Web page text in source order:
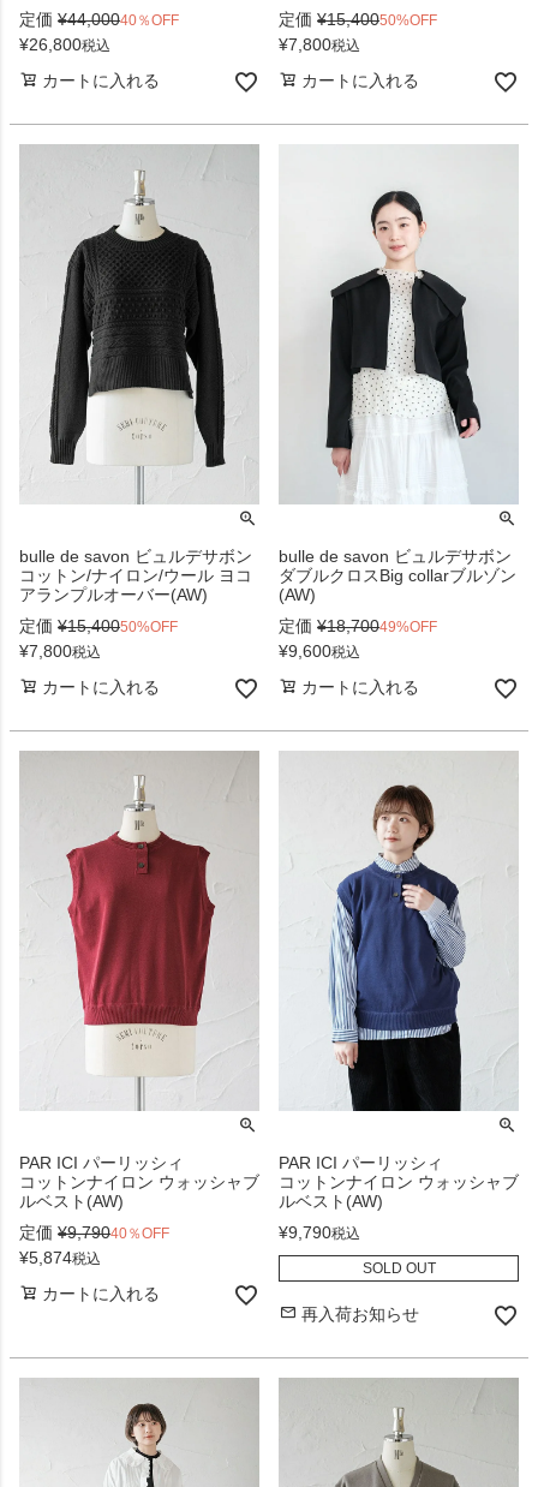
定価 ¥44,00040％OFF
¥26,800税込
カートに入れる
定価 ¥15,40050%OFF
¥7,800税込
カートに入れる
bulle de savon ビュルデサボン
コットン/ナイロン/ウール ヨコ
アランプルオーバー(AW)
定価 ¥15,40050%OFF
¥7,800税込
カートに入れる
bulle de savon ビュルデサボン
ダブルクロスBig collarブルゾン
(AW)
定価 ¥18,70049%OFF
¥9,600税込
カートに入れる
PAR ICI パーリッシィ
コットンナイロン ウォッシャブ
ルベスト(AW)
定価 ¥9,79040％OFF
¥5,874税込
カートに入れる
PAR ICI パーリッシィ
コットンナイロン ウォッシャブ
ルベスト(AW)
¥9,790税込
SOLD OUT
再入荷お知らせ